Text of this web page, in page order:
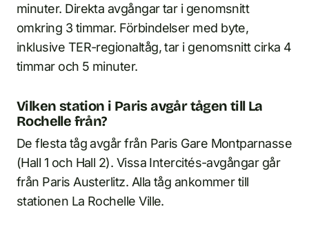
minuter. Direkta avgångar tar i genomsnitt
omkring 3 timmar. Förbindelser med byte,
inklusive TER-regionaltåg, tar i genomsnitt cirka 4
timmar och 5 minuter.
Vilken station i Paris avgår tågen till La
Rochelle från?
De flesta tåg avgår från Paris Gare Montparnasse
(Hall 1 och Hall 2). Vissa Intercités-avgångar går
från Paris Austerlitz. Alla tåg ankommer till
stationen La Rochelle Ville.